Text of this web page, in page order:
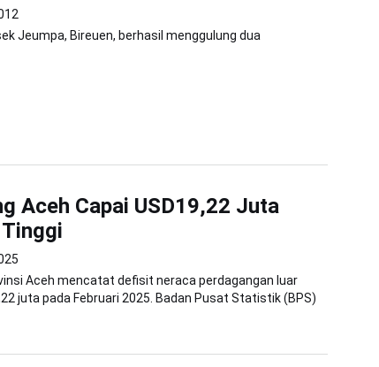
Jeumpa, Bireuen, berhasil menggulung dua
Aceh Capai USD19,22 Juta
Aceh mencatat defisit neraca perdagangan luar
juta pada Februari 2025. Badan Pusat Statistik (BPS)